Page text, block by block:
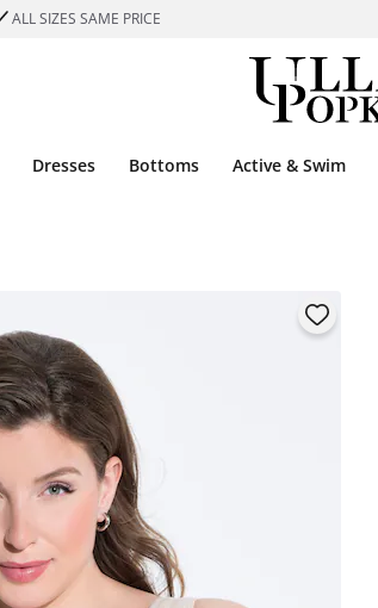
ALL SIZES SAME PRICE
Dresses Bottoms Active & Swim